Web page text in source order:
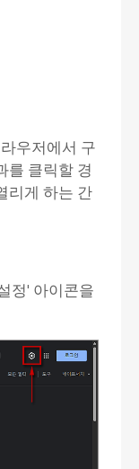
우저에서 구
를 클릭할 경
리게 하는 간
정' 아이콘을